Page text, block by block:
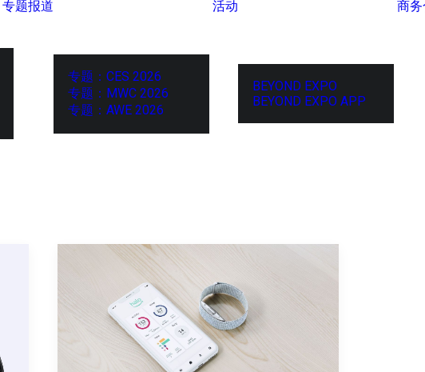
专题报道
专题：CES 2026
专题：MWC 2026
专题：AWE 2026
活动
BEYOND EXPO
BEYOND EXPO APP
商